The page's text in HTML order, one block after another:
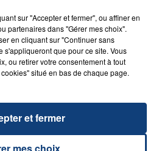
LENS : UNE FEMME ET
VIE ET LA...
et leur bébé de trois mois
sur "Accepter et fermer", ou affiner en
partenaires dans "Gérer mes choix".
en cliquant sur "Continuer sans
s'appliqueront que pour ce site. Vous
ou retirer votre consentement à tout
situé en bas de chaque page.
mes choix
et fermer